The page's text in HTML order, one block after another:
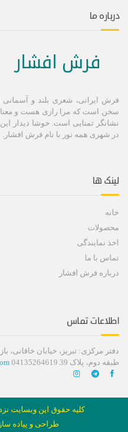
درباره ما
فرش افشار
فرش ایرانی، شعری بلند و
سخن است كه مرا رازی هست و
نشانگر تمنایی است. خوشا دیدار
در شهری همه نور با نام فرش افشار.
لینک ها
خانه
محصولات
اخذ نمایندگی
تماس با ما
درباره فرش افشار
اطلاعات تماس
دفتر مرکزی: تبریز، خیابان خاقانی،
طبقه دوم، پلاک 39 04135264619
کلیه حقوق این وبسایت
طراحی و پیاده